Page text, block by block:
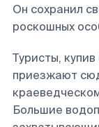
Он сохранил
роскошных
Туристы,
приезжают
Большие